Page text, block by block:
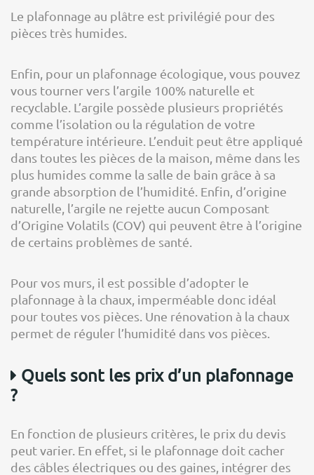
Le plafonnage au plâtre est privilégié pour des
pièces très humides.
Enfin, pour un plafonnage écologique, vous pouvez
vous tourner vers l’argile 100% naturelle et
recyclable. L’argile possède plusieurs propriétés
comme l’isolation ou la régulation de votre
température intérieure. L’enduit peut être appliqué
dans toutes les pièces de la maison, même dans les
plus humides comme la salle de bain grâce à sa
grande absorption de l’humidité. Enfin, d’origine
naturelle, l’argile ne rejette aucun Composant
d’Origine Volatils (COV) qui peuvent être à l’origine
de certains problèmes de santé.
Pour vos murs, il est possible d’adopter le
plafonnage à la chaux, imperméable donc idéal
pour toutes vos pièces. Une rénovation à la chaux
permet de réguler l’humidité dans vos pièces.
Quels sont les prix d’un plafonnage
?
En fonction de plusieurs critères, le prix du devis
peut varier. En effet, si le plafonnage doit cacher
des câbles électriques ou des gaines, intégrer des